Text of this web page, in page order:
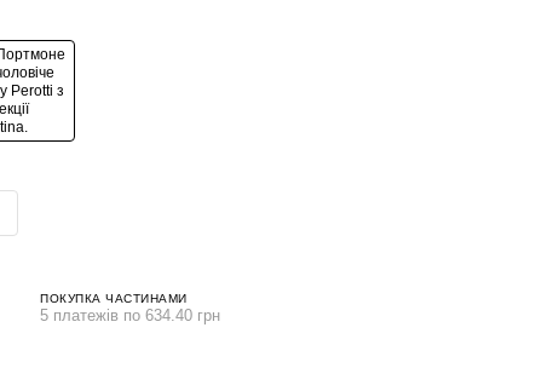
ПОКУПКА ЧАСТИНАМИ
5 платежів по 634.40 грн